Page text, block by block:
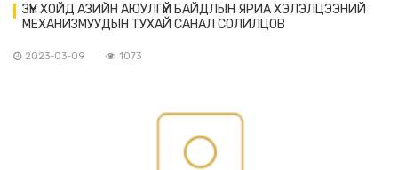
ЗҮҮН ХОЙД АЗИЙН АЮУЛГҮЙ БАЙДЛЫН ЯРИА ХЭЛЭЛЦЭЭНИЙ
МЕХАНИЗМУУДЫН ТУХАЙ САНАЛ СОЛИЛЦОВ
2023-03-09 1073